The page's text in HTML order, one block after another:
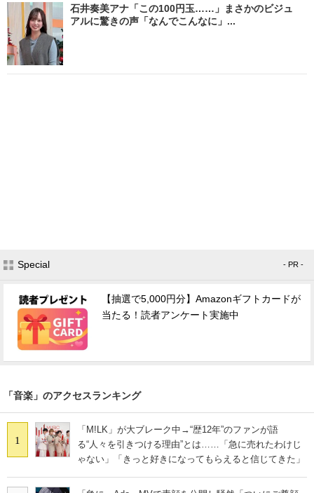
石井奏美アナ「この100円玉……」まさかのビジュ
アルに驚きの声「なんでこんなに」...
Special - PR -
【抽選で5,000円分】Amazonギフトカードが
当たる！読者アンケート実施中
「音楽」のアクセスランキング
1
「M!LK」が大ブレーク中→“歴12年”のファンが語
る“人々を引きつける理由”とは……「急に売れたわけじ
ゃない」「きっと好きになってもらえると信じてきた」